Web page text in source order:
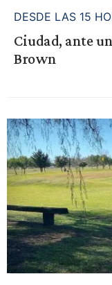
DESDE LAS 15
Ciudad, ante
Brown